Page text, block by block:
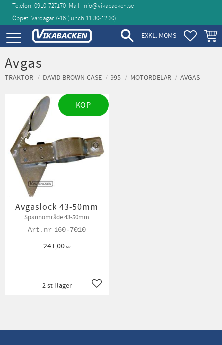
Meny
Telefon: 0910-727170 Mail: info@vikabacken.se
Öppet: Vardagar 7-16 (lunch 11.30‑12.30)
EXKL. MOMS
Avgas
TRAKTOR DAVID BROWN-CASE 995 MOTORDELAR AVGAS
Avgaslock 43-50mm
Spännområde 43-50mm
160-7010
241,00KR
Lägg till i favoriter
2 st i lager
KÖP